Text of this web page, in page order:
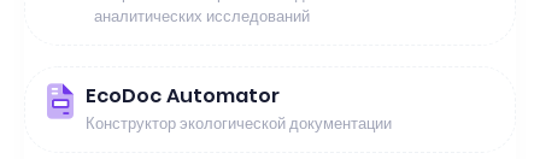
аналитических исследований
EcoDoc Automator
Конструктор экологической документации